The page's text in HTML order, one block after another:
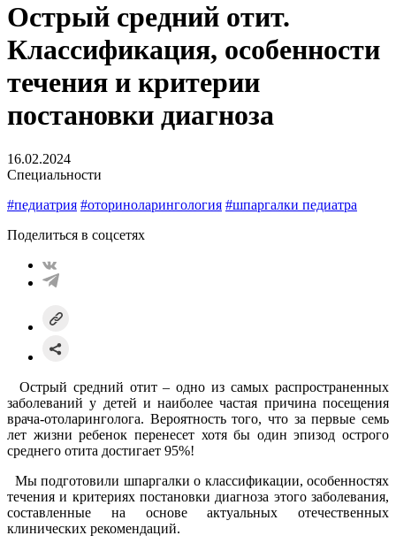
Острый средний отит.
Классификация, особенности
течения и критерии
постановки диагноза
16.02.2024
Специальности
#педиатрия #оториноларингология #шпаргалки педиатра
Поделиться в соцсетях
Острый средний отит – одно из самых распространенных
заболеваний у детей и наиболее частая причина посещения
врача-отоларинголога. Вероятность того, что за первые семь
лет жизни ребенок перенесет хотя бы один эпизод острого
среднего отита достигает 95%!
Мы подготовили шпаргалки о классификации, особенностях
течения и критериях постановки диагноза этого заболевания,
составленные на основе актуальных отечественных
клинических рекомендаций.